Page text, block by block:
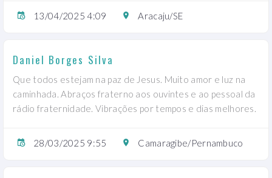
13/04/2025 4:09 Aracaju/SE
Daniel Borges Silva
Que todos estejam na paz de Jesus. Muito amor e luz na
caminhada. Abraços fraterno aos ouvintes e ao pessoal da
rádio fraternidade. Vibrações por tempos e dias melhores.
28/03/2025 9:55 Camaragibe/Pernambuco